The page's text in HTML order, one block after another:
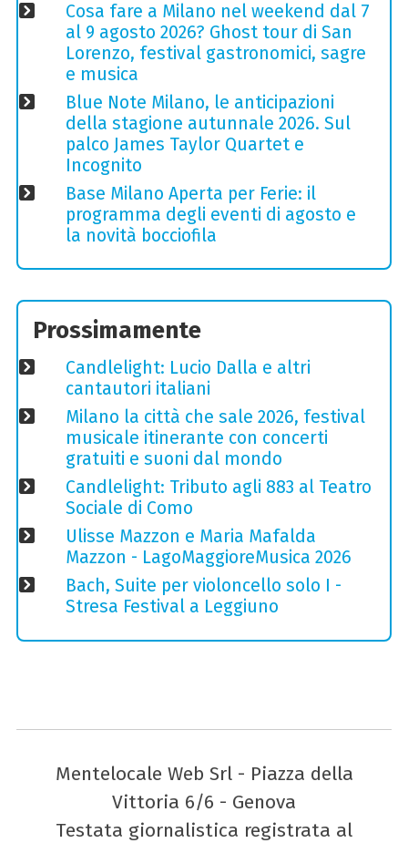
Cosa fare a Milano nel weekend dal 7
al 9 agosto 2026? Ghost tour di San
Lorenzo, festival gastronomici, sagre
e musica
Blue Note Milano, le anticipazioni
della stagione autunnale 2026. Sul
palco James Taylor Quartet e
Incognito
Base Milano Aperta per Ferie: il
programma degli eventi di agosto e
la novità bocciofila
Prossimamente
Candlelight: Lucio Dalla e altri
cantautori italiani
Milano la città che sale 2026, festival
musicale itinerante con concerti
gratuiti e suoni dal mondo
Candlelight: Tributo agli 883 al Teatro
Sociale di Como
Ulisse Mazzon e Maria Mafalda
Mazzon - LagoMaggioreMusica 2026
Bach, Suite per violoncello solo I -
Stresa Festival a Leggiuno
Mentelocale Web Srl - Piazza della
Vittoria 6/6 - Genova
Testata giornalistica registrata al